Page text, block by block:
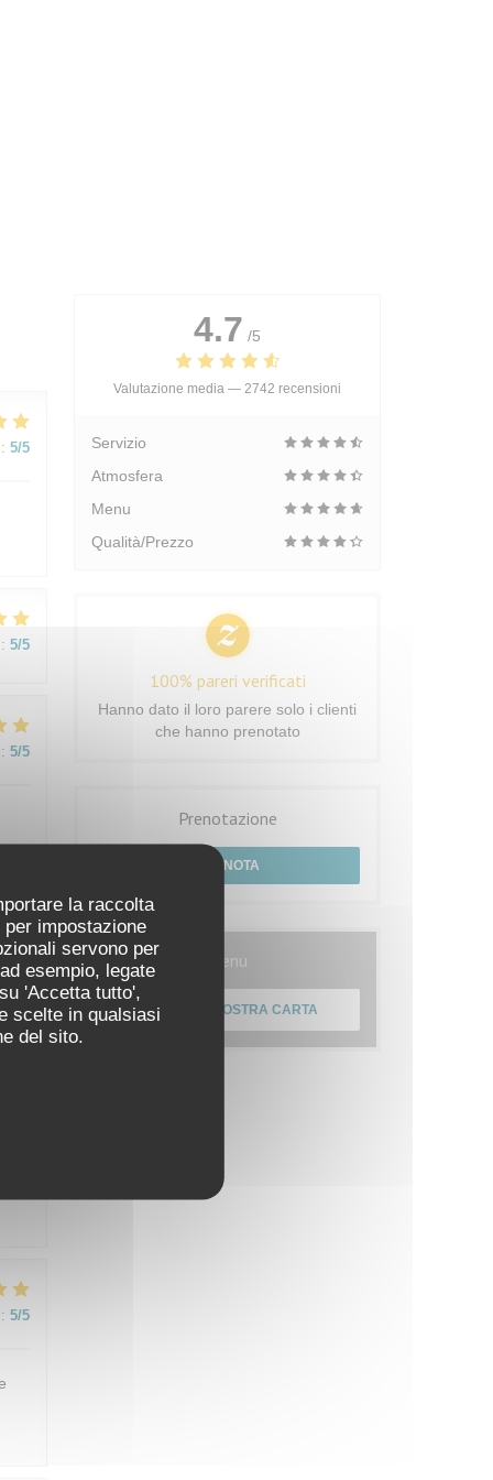
la raccolta
impostazione
servono per
esempio, legate
'Accetta tutto',
scelte in qualsiasi
del sito.
: 5/5
: 5/5
: 5/5
5/5
5 /5
: 5/5
4.7 /5
Valutazione media — 2742 recensioni
Servizio
Atmosfera
Menu
Qualità/Prezzo
100% pareri verificati
Hanno dato il loro parere solo i clienti
che hanno prenotato
Prenotazione
PRENOTA
Menu
SCOPRI LA NOSTRA CARTA